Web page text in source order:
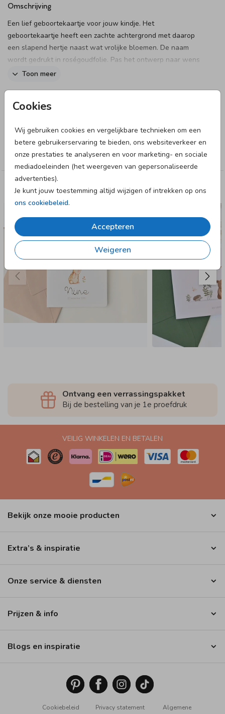
Cookies
Wij gebruiken cookies en vergelijkbare technieken om een
betere gebruikerservaring te bieden, ons websiteverkeer en
onze prestaties te analyseren en voor marketing- en sociale
mediadoeleinden (het weergeven van gepersonaliseerde
advertenties).
Je kunt jouw toestemming altijd wijzigen of intrekken op ons
ons cookiebeleid.
Accepteren
Weigeren
Omschrijving
Een lief geboortekaartje voor jouw kindje. Het
geboortekaartje heeft een zachte achtergrond met daarop
een slapend hertje naast wat vrolijke bloemen. De naam
wordt gedrukt in roségoudfolie. Pas het ontwerp naar wens
aan in onze online editor.
Toon meer
Collectie
Meisje
Deze designs vind je misschien ook leuk
Ontvang een verrassingspakket
Bij de bestelling van je 1e proefdruk
VEILIG WINKELEN EN BETALEN
Bekijk onze mooie producten
Extra’s & inspiratie
Onze service & diensten
Prijzen & info
Blogs en inspiratie
Cookiebeleid Privacy statement Algemene